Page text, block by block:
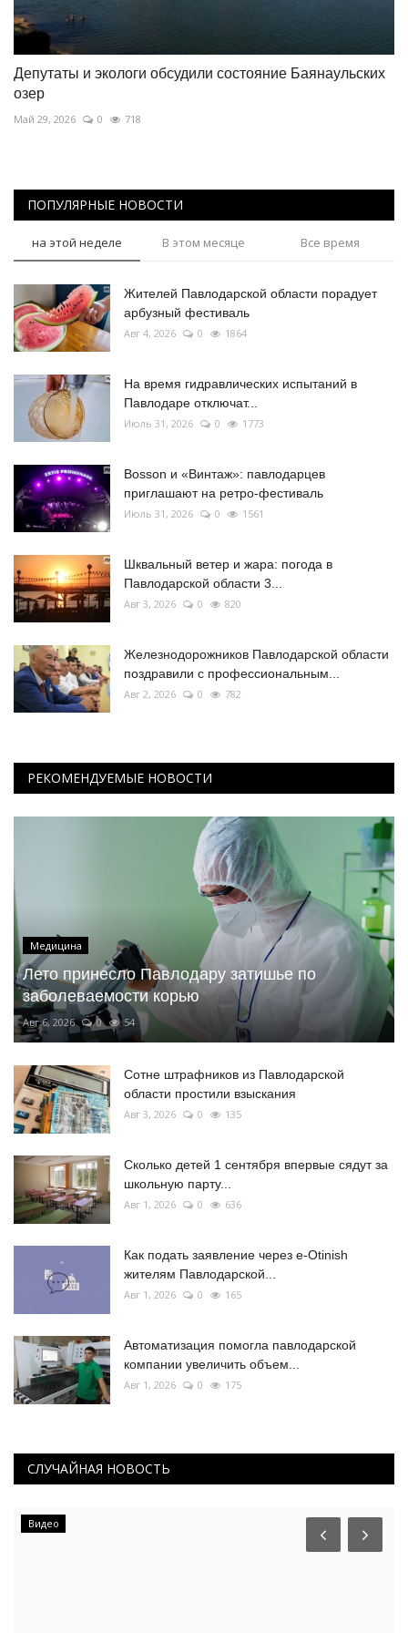
Депутаты и экологи обсудили состояние Баянаульских
озер
Май 29, 2026 0 718
ПОПУЛЯРНЫЕ НОВОСТИ
на этой неделе В этом месяце Все время
Жителей Павлодарской области порадует
арбузный фестиваль
Авг 4, 2026 0 1864
На время гидравлических испытаний в
Павлодаре отключат...
Июль 31, 2026 0 1773
Bosson и «Винтаж»: павлодарцев
приглашают на ретро-фестиваль
Июль 31, 2026 0 1561
Шквальный ветер и жара: погода в
Павлодарской области 3...
Авг 3, 2026 0 820
Железнодорожников Павлодарской области
поздравили с профессиональным...
Авг 2, 2026 0 782
РЕКОМЕНДУЕМЫЕ НОВОСТИ
Медицина
Лето принесло Павлодару затишье по
заболеваемости корью
Авг 6, 2026 0 54
Сотне штрафников из Павлодарской
области простили взыскания
Авг 3, 2026 0 135
Сколько детей 1 сентября впервые сядут за
школьную парту...
Авг 1, 2026 0 636
Как подать заявление через e-Otinish
жителям Павлодарской...
Авг 1, 2026 0 165
Автоматизация помогла павлодарской
компании увеличить объем...
Авг 1, 2026 0 175
СЛУЧАЙНАЯ НОВОСТЬ
Видео